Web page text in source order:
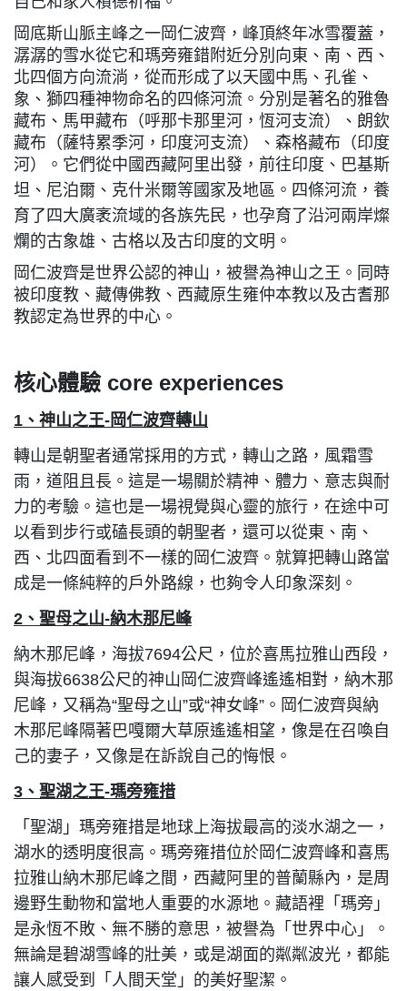
岡底斯山脈主峰之一岡仁波齊，峰頂終年冰雪覆蓋，
潺潺的雪水從它和瑪旁雍錯附近分別向東、南、西、
北四個方向流淌，從而形成了以天國中馬、孔雀、
象、獅四種神物命名的四條河流。分別是著名的雅魯
藏布、馬甲藏布（呼那卡那里河，恆河支流）、朗欽
藏布（薩特累季河，印度河支流）、森格藏布（印度
河）。它們從中國西藏阿里出發，前往印度、巴基斯
坦、尼泊爾、克什米爾等國 家及地區。四條河流，養
育了四大廣袤流域的各族先民，也孕育了沿河兩岸燦
爛的古象雄、古格以及古印度的文明。
岡仁波齊是世界公認的神山，被譽為神山之王。同時
被印度教、藏傳佛教、西藏原生雍仲本教以及古耆那
教認定為世界的中心。
核心體驗 core experiences
1 、神山之王-岡仁波齊轉山
轉山是朝聖者通常採用的方式，轉山之路，風霜雪
雨，道阻且長。這是一場關於精神、體力、意志與耐
力的考驗。這也是一場視覺與心靈的旅行，在途中可
以看到步行或磕長頭的朝聖者，還可以從東、南、
西、北四面看到不一樣的岡仁波齊。就算把轉山路當
成是一條純粹的戶外路線，也夠令人印象深刻。
2 、聖母之山-納木那尼峰
納木那尼峰，海拔7694公尺，位於喜馬拉雅山西段，
與海拔6638公尺的神山岡仁波齊峰遙遙相對，納木那
尼峰，又稱為“聖母之山”或“神女峰”。岡仁波齊與納
木那尼峰隔著巴嘎爾大草原遙遙相望，像是在召喚自
己的妻子，又像是在訴說自己的悔恨。
3 、 聖湖之王-瑪旁雍措
「聖湖」瑪旁雍措是地球上海拔最高的淡水湖之一，
湖水的透明度很高。瑪旁雍措位於岡仁波齊峰和喜馬
拉雅山納木那尼峰之間，西藏阿里的普蘭縣內，是周
邊野生動物和當地人重要的水源地。藏語裡「瑪旁」
是永恆不敗、無不勝的意思，被譽為「世界中心」。
無論是碧湖雪峰的壯美，或是湖面的粼粼波光，都能
讓人感受到「人間天堂」的美好聖潔。